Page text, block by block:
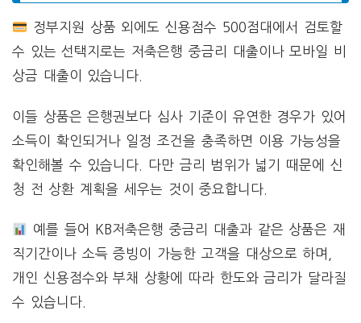
정부지원 상품 외에도 신용점수 500점대에서 검토할
수 있는 선택지로는 저축은행 중금리 대출이나 모바일 비
상금 대출이 있습니다.
이들 상품은 은행권보다 심사 기준이 유연한 경우가 있어
소득이 확인되거나 일정 조건을 충족하면 이용 가능성을
확인해볼 수 있습니다. 다만 금리 범위가 넓기 때문에 신
청 전 상환 계획을 세우는 것이 중요합니다.
예를 들어 KB저축은행 중금리 대출과 같은 상품은 재
직기간이나 소득 증빙이 가능한 고객을 대상으로 하며,
개인 신용점수와 부채 상황에 따라 한도와 금리가 달라질
수 있습니다.